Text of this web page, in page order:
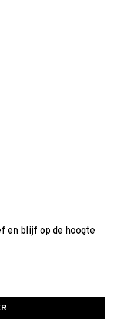
en blijf op de hoogte